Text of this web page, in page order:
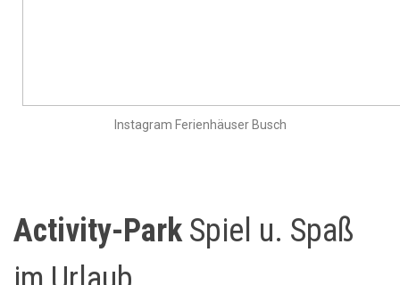
Instagram Ferienhäuser Busch
Activity-ParkSpiel u. Spaß